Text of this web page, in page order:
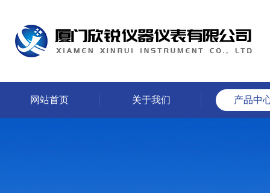
网站首页 关于我们 产品中